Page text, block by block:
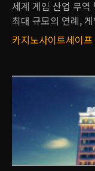
세계 게임 산업 무
최대 규모의 연례,
카지노사이트세이프